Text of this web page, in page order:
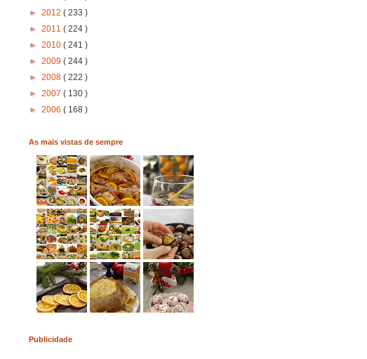
► 2012 ( 233 )
► 2011 ( 224 )
► 2010 ( 241 )
► 2009 ( 244 )
► 2008 ( 222 )
► 2007 ( 130 )
► 2006 ( 168 )
As mais vistas de sempre
Publicidade